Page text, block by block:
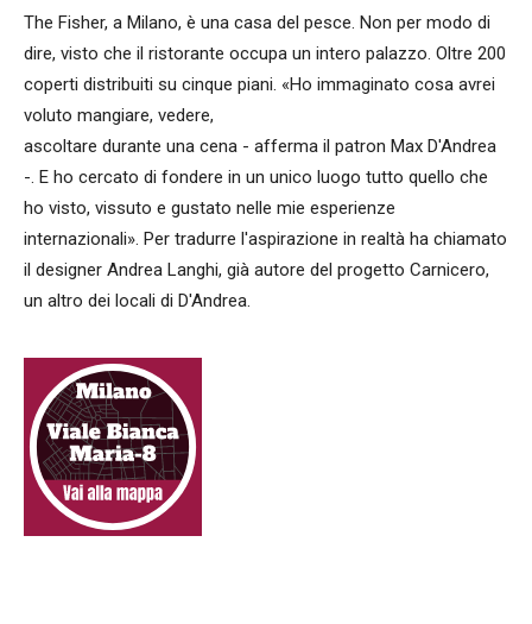
The Fisher, a Milano, è una casa del pesce. Non per modo di
dire, visto che il ristorante occupa un intero palazzo. Oltre 200
coperti distribuiti su cinque piani. «Ho immaginato cosa avrei
voluto mangiare, vedere,
ascoltare durante una cena - afferma il patron Max D'Andrea
-. E ho cercato di fondere in un unico luogo tutto quello che
ho visto, vissuto e gustato nelle mie esperienze
internazionali». Per tradurre l'aspirazione in realtà ha chiamato
il designer Andrea Langhi, già autore del progetto Carnicero,
un altro dei locali di D'Andrea.